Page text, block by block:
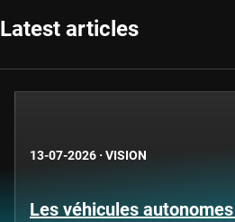
Latest articles
13-07-2026 · VISION
Les véhicules autonomes